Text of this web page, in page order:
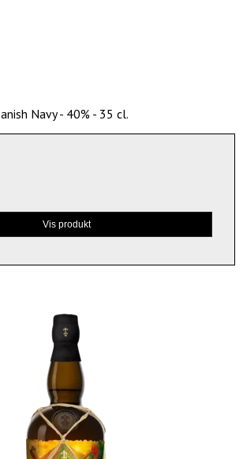
Navy - 40% - 35 cl.
Vis produkt